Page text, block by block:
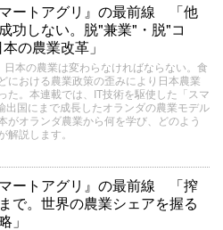
ートアグリ』の最前線 「他
功しない。脱"兼業"・脱"コ
の農業改革」
日本の農業は変わらなければならない。食
における農業政策の歪みにより日本農業
た。本連載では、IT技術を駆使した「スマ
出国にまで成長したオランダの農業モデル
がオランダ農業から何を学び、どのよう
説します。
ートアグリ』の最前線 「搾
で。世界の農業シェアを握る
」